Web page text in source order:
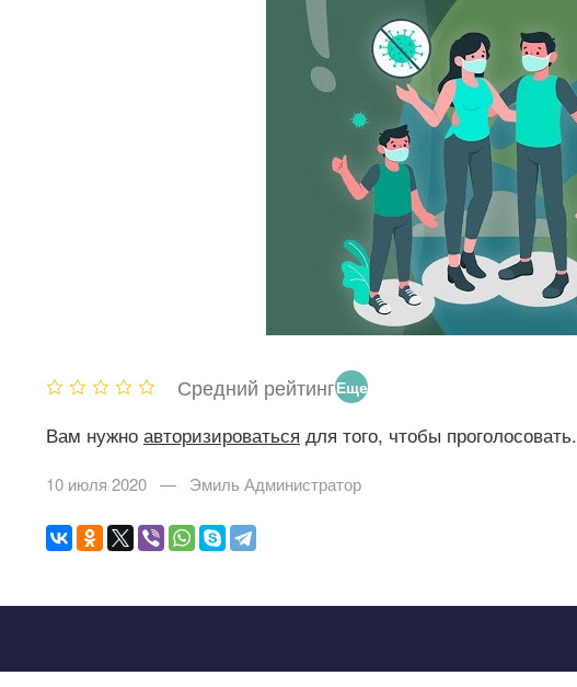
Средний рейтингЕще
нок
Вам нужно авторизироваться для того, чтобы проголосовать.
10 июля 2020 — Эмиль Администратор